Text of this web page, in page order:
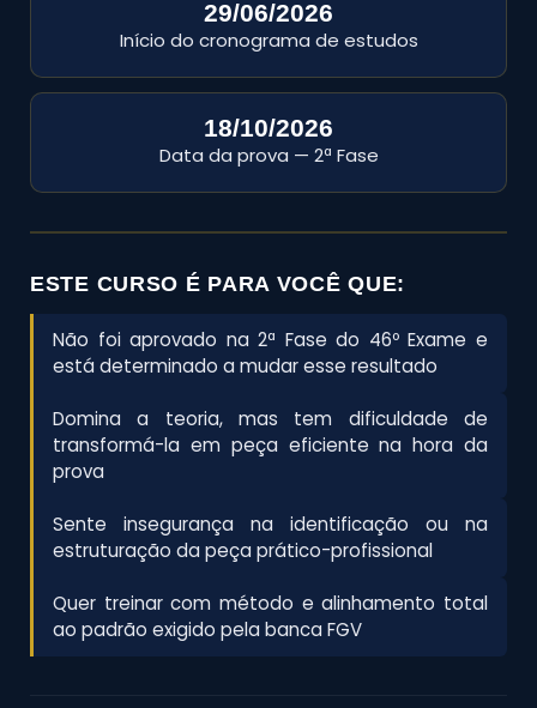
29/06/2026
Início do cronograma de estudos
18/10/2026
Data da prova — 2ª Fase
ESTE CURSO É PARA VOCÊ QUE:
Não foi aprovado na 2ª Fase do 46º Exame e
está determinado a mudar esse resultado
Domina a teoria, mas tem dificuldade de
transformá-la em peça eficiente na hora da
prova
Sente insegurança na identificação ou na
estruturação da peça prático-profissional
Quer treinar com método e alinhamento total
ao padrão exigido pela banca FGV